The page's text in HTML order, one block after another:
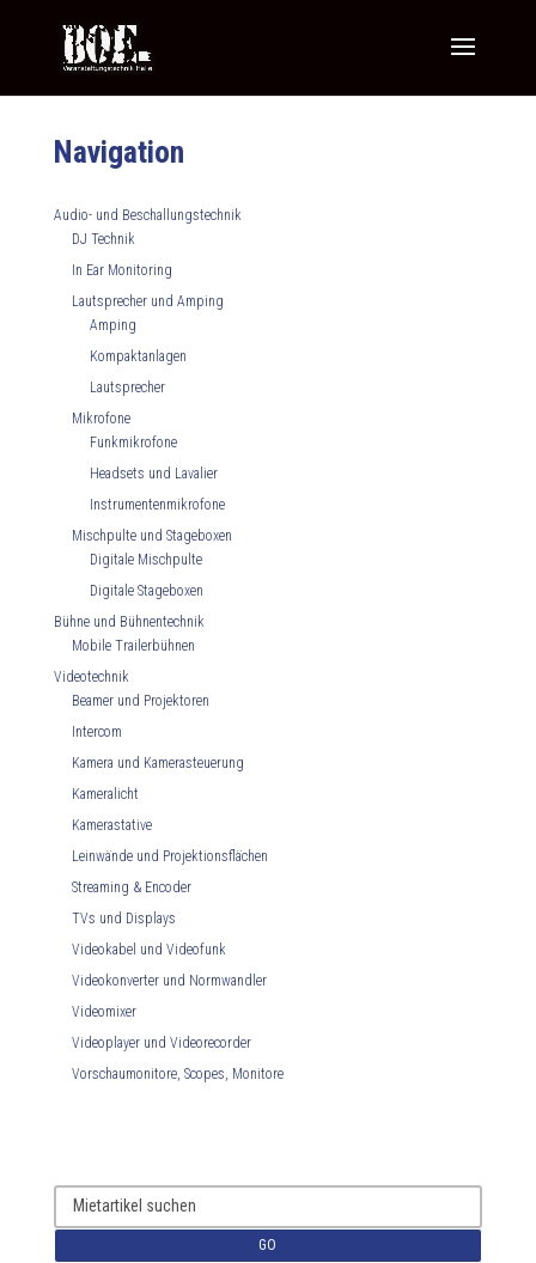
Navigation
Audio- und Beschallungstechnik
DJ Technik
In Ear Monitoring
Lautsprecher und Amping
Amping
Kompaktanlagen
Lautsprecher
Mikrofone
Funkmikrofone
Headsets und Lavalier
Instrumentenmikrofone
Mischpulte und Stageboxen
Digitale Mischpulte
Digitale Stageboxen
Bühne und Bühnentechnik
Mobile Trailerbühnen
Videotechnik
Beamer und Projektoren
Intercom
Kamera und Kamerasteuerung
Kameralicht
Kamerastative
Leinwände und Projektionsflächen
Streaming & Encoder
TVs und Displays
Videokabel und Videofunk
Videokonverter und Normwandler
Videomixer
Videoplayer und Videorecorder
Vorschaumonitore, Scopes, Monitore
GO